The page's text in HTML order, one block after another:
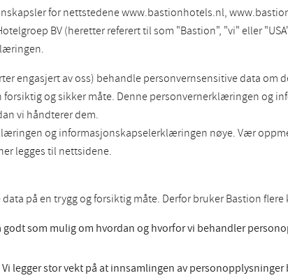
for nettstedene www.bastionhotels.nl,
BV (heretter referert til som "Bastion", "vi" eller
engasjert av oss) behandle personvernsensitive data
og sikker måte. Denne personvernerklæringen og
vi håndterer dem.
og informasjonskapselerklæringen nøye. Vær
legges til nettsidene.
på en trygg og forsiktig måte. Derfor bruker Bastion
som mulig om hvordan og hvorfor vi behandler
legger stor vekt på at innsamlingen av